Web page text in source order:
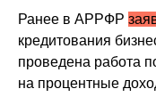
Ранее в АРРФР
кредитования
проведена работа
на процентные